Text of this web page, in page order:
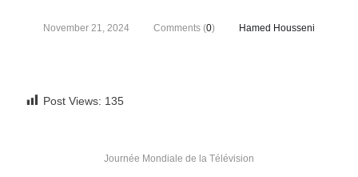
November 21, 2024 Comments (0) Hamed Housseni
Post Views: 135
Journée Mondiale de la Télévision